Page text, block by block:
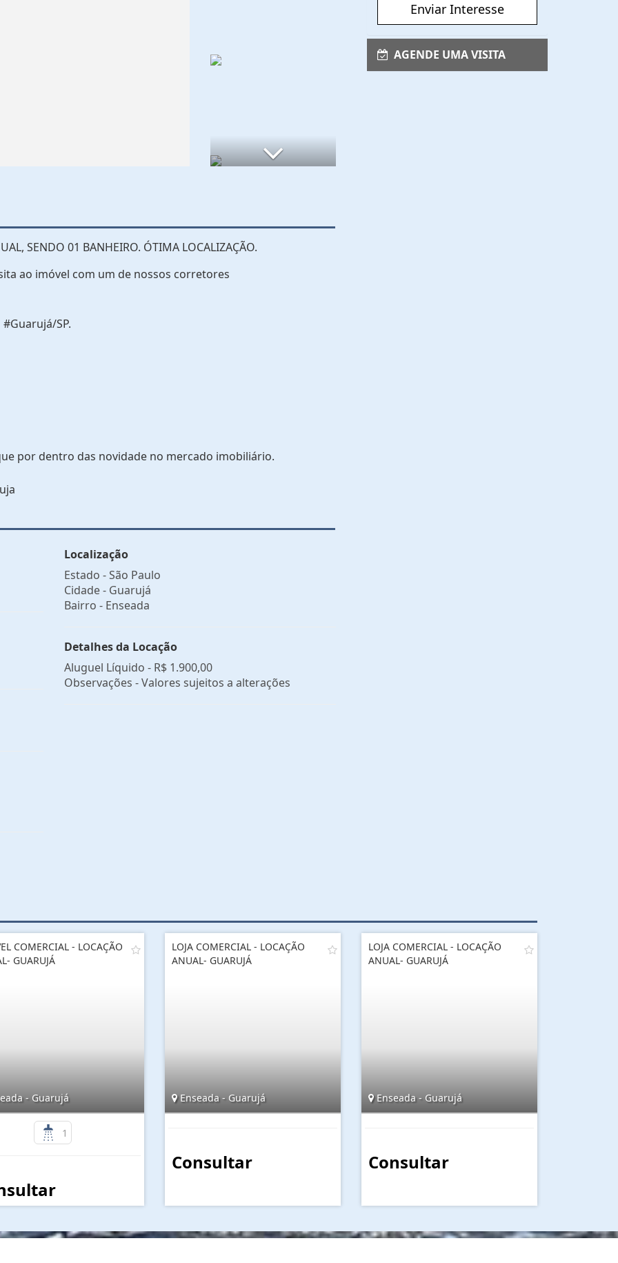
SENDO 01 BANHEIRO. ÓTIMA LOCALIZAÇÃO.
ao imóvel com um de nossos corretores
SP.
por dentro das novidade no mercado imobiliário.
Localização
Estado -São Paulo
Cidade - Guarujá
Bairro - Enseada
Detalhes da Locação
Aluguel Líquido - R$ 1.900,00
Observações - Valores sujeitos a alterações
Enviar Interesse
AGENDE UMA VISITA
COMERCIAL - LOCAÇÃO
GUARUJÁ
- Guarujá
1
LOJA COMERCIAL - LOCAÇÃO
ANUAL- GUARUJÁ
Enseada - Guarujá
Consultar
LOJA COMERCIAL - LOCAÇÃO
ANUAL- GUARUJÁ
Enseada - Guarujá
Consultar